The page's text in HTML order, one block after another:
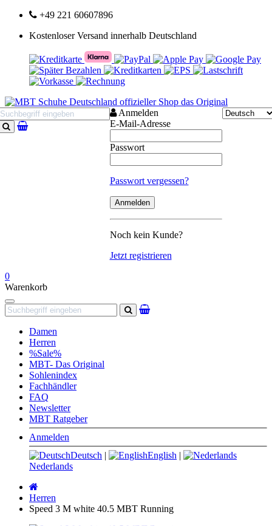
+49 221 60607896
Kostenloser Versand innerhalb Deutschland
Suchen
Anmelden
E-Mail-Adresse
Passwort
Passwort vergessen?
Noch kein Kunde?
Jetzt registrieren
0
Warenkorb
Navigation
Suchen
Damen
Herren
%Sale%
MBT- Das Original
Sohlenindex
Fachhändler
FAQ
Newsletter
MBT Ratgeber
Anmelden
Deutsch | English |
Nederlands
Herren
Speed 3 M white 40.5 MBT Running